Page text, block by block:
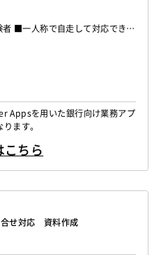
■一人称で自走して対応できる
な方 ■勤怠良好な方
を用いた銀行向け業務アプ
ます。
こちら
せ対応 資料作成